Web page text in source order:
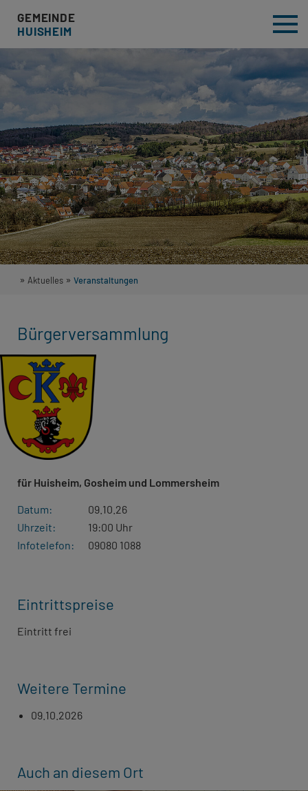
GEMEINDE
HUISHEIM
» Aktuelles » Veranstaltungen
Bürgerversammlung
für Huisheim, Gosheim und Lommersheim
Datum:
09.10.26
Uhrzeit:
19:00 Uhr
Infotelefon:
09080 1088
Eintrittspreise
Eintritt frei
Weitere Termine
09.10.2026
Auch an diesem Ort